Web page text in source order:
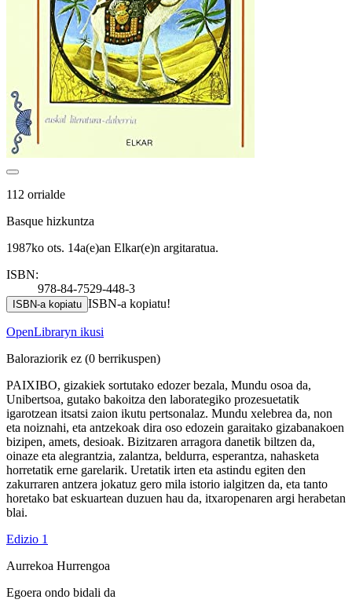
112 orrialde
Basque hizkuntza
1987ko ots. 14a(e)an Elkar(e)n argitaratua.
ISBN:
978-84-7529-448-3
ISBN-a kopiatu ISBN-a kopiatu!
OpenLibraryn ikusi
Baloraziorik ez (0 berrikuspen)
PAIXIBO, gizakiek sortutako edozer bezala, Mundu osoa da,
Unibertsoa, gutako bakoitza den laborategiko prozesuetatik
igarotzean itsatsi zaion ikutu pertsonalaz. Mundu xelebrea da, non
eta noiznahi, eta antzekoak dira oso edozein garaitako gizabanakoen
bizipen, amets, desioak. Bizitzaren arragora danetik biltzen da,
oinaze eta alegrantzia, zalantza, beldurra, esperantza, nahasketa
horretatik erne garelarik. Uretatik irten eta astindu egiten den
zakurraren antzera jokatuz gero mila istorio ialgitzen da, eta tanto
horetako bat eskuartean duzuen hau da, itxaropenaren argi herabetan
blai.
Edizio 1
Aurrekoa Hurrengoa
Egoera ondo bidali da